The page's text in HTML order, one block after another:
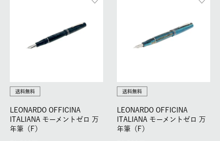
送料無料
LEONARDO OFFICINA
ITALIANA モーメントゼロ 万
年筆（F）
送料無料
LEONARDO OFFICINA
ITALIANA モーメントゼロ 万
年筆（F）